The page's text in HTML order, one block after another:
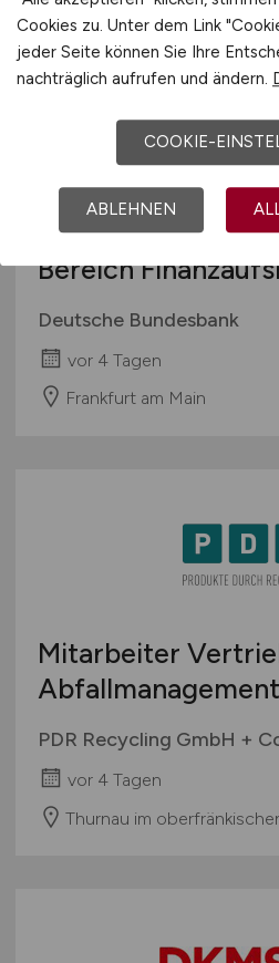
Data Analysts (m/
Bereich
Deutsche Bundesbank
vor 4 Tagen
Frankfurt am Main
Mitarbeiter
Abfallmanagement
PDR Recycling GmbH +
vor 4 Tagen
Thurnau im
Cookies zu. Unter dem Link
jeder Seite können Sie Ihre
nachträglich aufrufen und ändern.
COOKIE-
ABLEHNEN